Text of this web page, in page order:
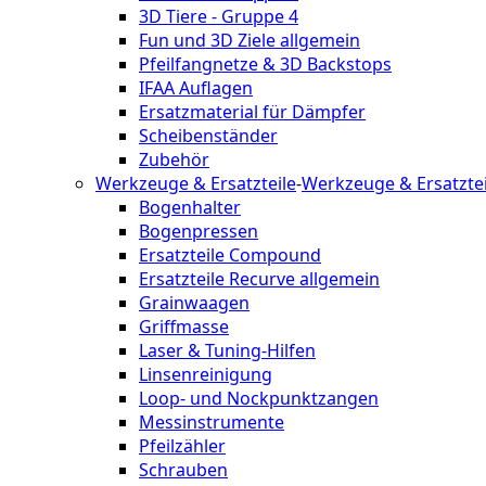
3D Tiere - Gruppe 4
Fun und 3D Ziele allgemein
Pfeilfangnetze & 3D Backstops
IFAA Auflagen
Ersatzmaterial für Dämpfer
Scheibenständer
Zubehör
Werkzeuge & Ersatzteile-Werkzeuge &
Bogenhalter
Bogenpressen
Ersatzteile Compound
Ersatzteile Recurve allgemein
Grainwaagen
Griffmasse
Laser & Tuning-Hilfen
Linsenreinigung
Loop- und Nockpunktzangen
Messinstrumente
Pfeilzähler
Schrauben